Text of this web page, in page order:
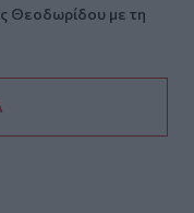
Θεοδωρίδου με τη